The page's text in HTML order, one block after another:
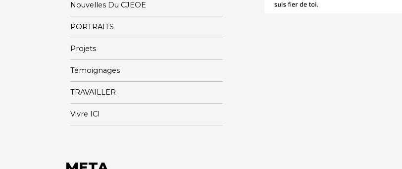
Nouvelles Du CJEOE
PORTRAITS
Projets
Témoignages
TRAVAILLER
Vivre ICI